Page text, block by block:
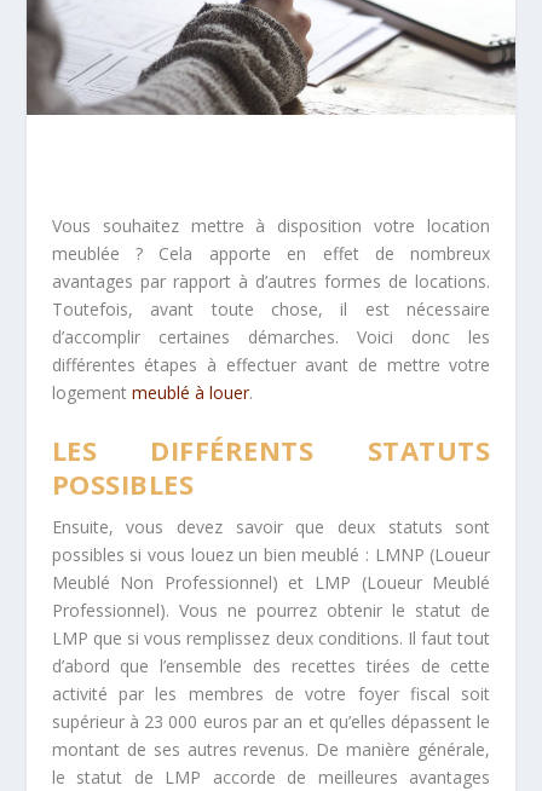
Vous souhaitez mettre à disposition votre location
meublée ? Cela apporte en effet de nombreux
avantages par rapport à d’autres formes de locations.
Toutefois, avant toute chose, il est nécessaire
d’accomplir certaines démarches. Voici donc les
différentes étapes à effectuer avant de mettre votre
logement meublé à louer.
LES DIFFÉRENTS STATUTS
POSSIBLES
Ensuite, vous devez savoir que deux statuts sont
possibles si vous louez un bien meublé : LMNP (Loueur
Meublé Non Professionnel) et LMP (Loueur Meublé
Professionnel). Vous ne pourrez obtenir le statut de
LMP que si vous remplissez deux conditions. Il faut tout
d’abord que l’ensemble des recettes tirées de cette
activité par les membres de votre foyer fiscal soit
supérieur à 23 000 euros par an et qu’elles dépassent le
montant de ses autres revenus. De manière générale,
le statut de LMP accorde de meilleures avantages